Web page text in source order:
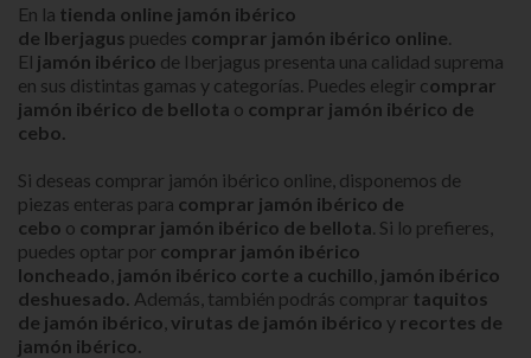
En la tienda online jamón ibérico
de Iberjagus puedes comprar jamón ibérico online
El jamón ibérico de Iberjagus presenta una calidad suprema
en sus distintas gamas y categorías. Puedes elegir comprar
jamón ibérico de bellota o comprar jamón ibérico de
cebo.
Si deseas comprar jamón ibérico online, disponemos de
piezas enteras para comprar jamón ibérico de
cebo o comprar jamón ibérico de bellota . Si lo prefieres,
puedes optar por comprar jamón ibérico
loncheado jamón ibérico corte a cuchillo jamón ibérico
deshuesado Además, también podrás comprar taquitos
de jamón ibérico virutas de jamón ibérico y recortes de
jamón ibérico.